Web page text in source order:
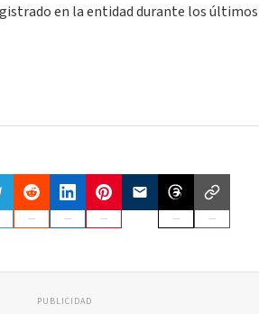
en la entidad durante los últimos
PUBLICIDAD